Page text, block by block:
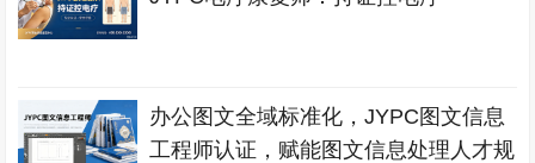
办公图文全域标准化，JYPC图文信息
工程师认证，赋能图文信息处理人才规